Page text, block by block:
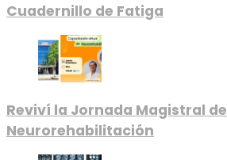
Cuadernillo de Fatiga
Reviví la Jornada Magistral de
Neurorehabilitación